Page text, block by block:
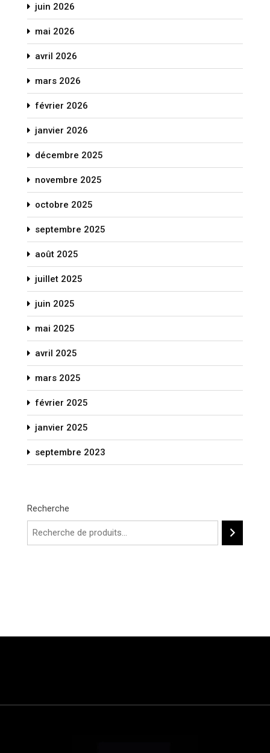
juin 2026
mai 2026
avril 2026
mars 2026
février 2026
janvier 2026
décembre 2025
novembre 2025
octobre 2025
septembre 2025
août 2025
juillet 2025
juin 2025
mai 2025
avril 2025
mars 2025
février 2025
janvier 2025
septembre 2023
Recherche